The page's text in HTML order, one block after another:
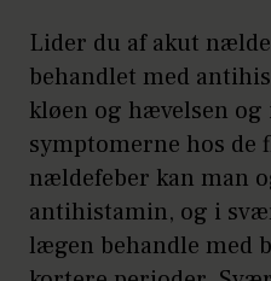
Lider du af akut
behandlet med
kløen og hævelsen
symptomerne hos de
nældefeber kan man
antihistamin, og i
lægen behandle med